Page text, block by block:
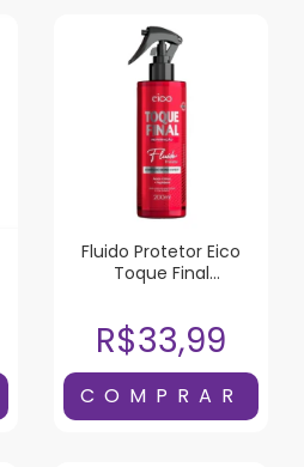
Fluido Protetor Eico
Toque Final
R$33,99